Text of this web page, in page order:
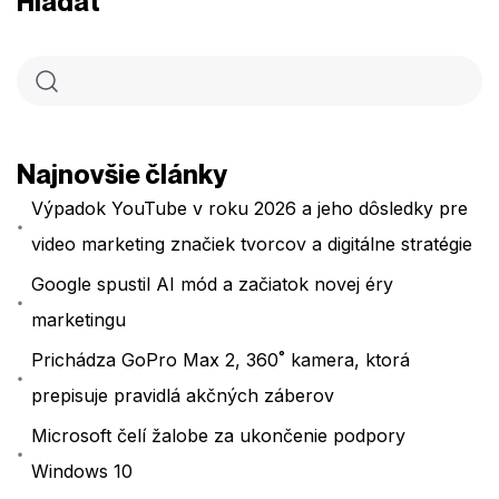
Najnovšie články
Výpadok YouTube v roku 2026 a jeho dôsledky pre
video marketing značiek tvorcov a digitálne stratégie
Google spustil AI mód a začiatok novej éry
marketingu
Prichádza GoPro Max 2, 360˚ kamera, ktorá
prepisuje pravidlá akčných záberov
Microsoft čelí žalobe za ukončenie podpory
Windows 10